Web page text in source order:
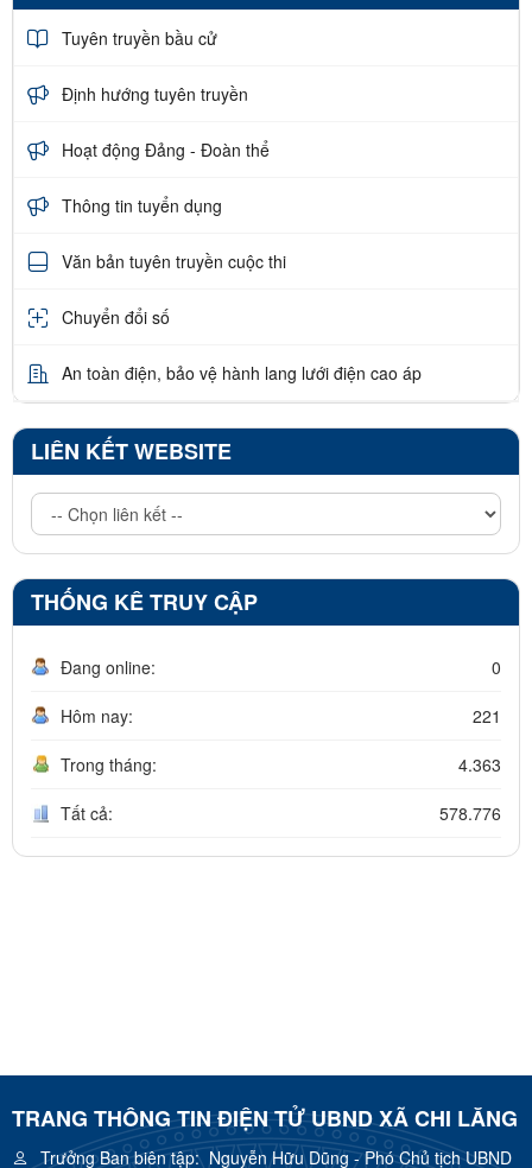
Tuyên truyền bầu cử
Định hướng tuyên truyền
Hoạt động Đảng - Đoàn thể
Thông tin tuyển dụng
Văn bản tuyên truyền cuộc thi
Chuyển đổi số
An toàn điện, bảo vệ hành lang lưới điện cao áp
LIÊN KẾT WEBSITE
THỐNG KÊ TRUY CẬP
Đang online: 0
Hôm nay: 221
Trong tháng: 4.363
Tất cả: 578.776
TRANG THÔNG TIN ĐIỆN TỬ UBND XÃ CHI LĂNG
Trưởng Ban biên tập:Nguyễn Hữu Dũng - Phó Chủ tịch UBND